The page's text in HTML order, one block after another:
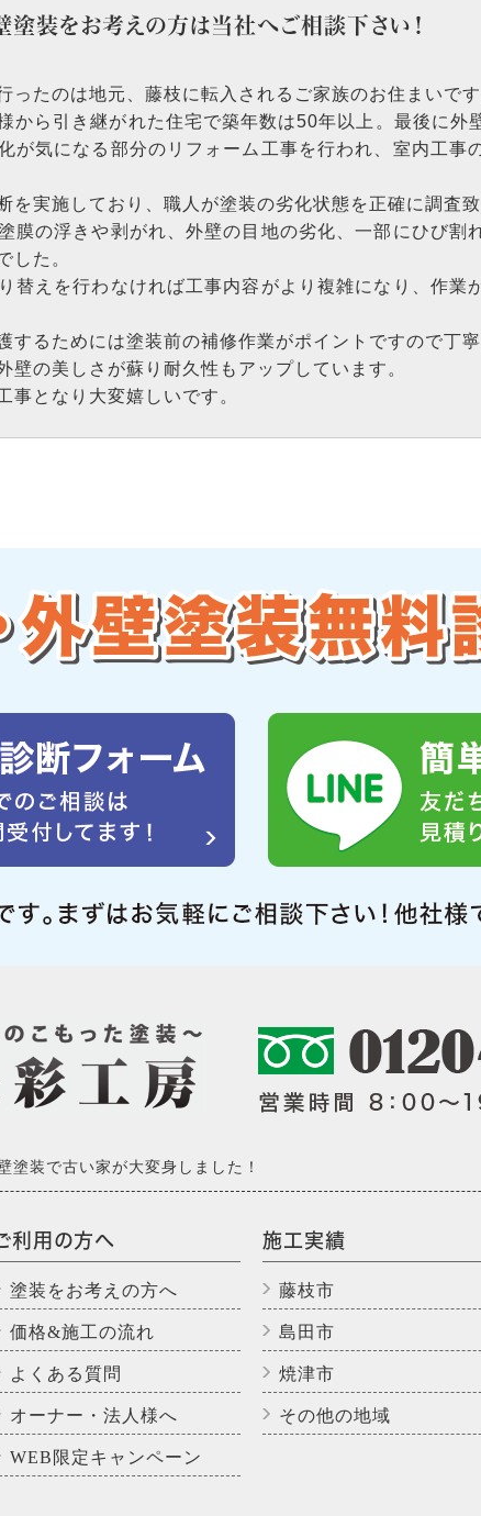
塗装をお考えの方は当社へご相談下さい！
ったのは地元、藤枝に転入されるご家族のお住まいです
から引き継がれた住宅で築年数は50年以上。最後に外
が気になる部分のリフォーム工事を行われ、室内工事
を実施しており、職人が塗装の劣化状態を正確に調査致
膜の浮きや剥がれ、外壁の目地の劣化、一部にひび割
した。
替えを行わなければ工事内容がより複雑になり、作業
するためには塗装前の補修作業がポイントですので丁寧
壁の美しさが蘇り耐久性もアップしています。
事となり大変嬉しいです。
塗装で古い家が大変身しました！
利用の方へ
塗装をお考えの方へ
価格&施工の流れ
よくある質問
オーナー・法人様へ
WEB限定キャンペーン
施工実績
藤枝市
島田市
焼津市
その他の地域